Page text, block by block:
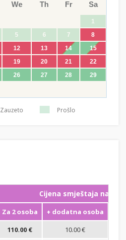
We Th Fr Sa
1
5 6 7
8
12 13 14
15
19 20 21
22
26 27 28
29
Zauzeto Prošlo
Cijena smještaja na noć
Za 2 osoba + dodatna osoba
110.00 €
10.00 €